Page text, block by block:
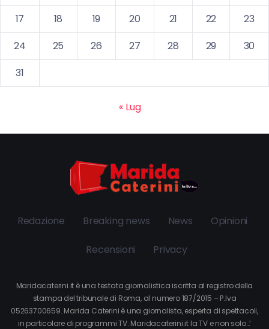
17
18 19 20 21 22
23
24
25 26 27 28 29
30
31
« Lug
Redazione Breaking news News Opinioni
Recensioni Privacy
Maridacaterini.it è una testata giornalistica iscritta al registro della
stampa del tribunale di Roma, al numero 187/2015 – P.Iva
05263700659. Marida Caterini è una giornalista, esperta di spettacoli,
in particolare di programmi TV. Maridacaterini.it la TV e non solo…’